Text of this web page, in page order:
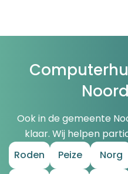
Ook in de gemeente
klaar. Wij helpen
Roden
Peize Norg